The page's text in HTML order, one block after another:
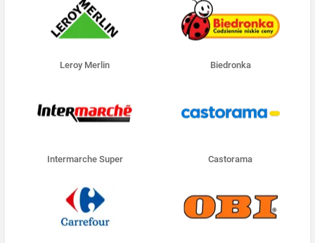
Leroy Merlin Biedronka
Intermarche Super Castorama